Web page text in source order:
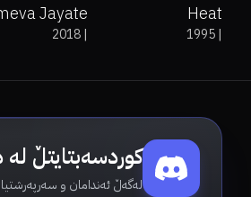
Heat
|
1995
Jayate
|
2018
کوردسەبتایتڵ
لەگەڵ ئەندامان و